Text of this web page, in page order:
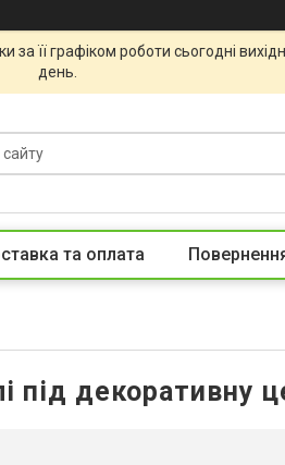
її графіком роботи сьогодні
день.
та оплата
під декоративну